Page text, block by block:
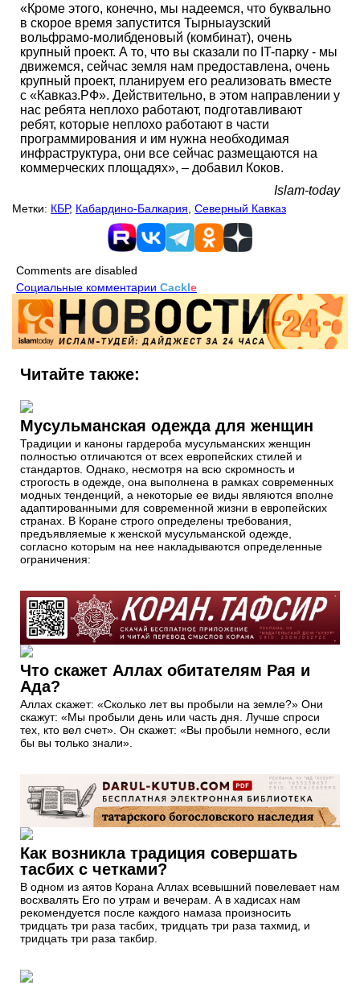
«Кроме этого, конечно, мы надеемся, что буквально
в скорое время запустится Тырныаузский
вольфрамо-молибденовый (комбинат), очень
крупный проект. А то, что вы сказали по IT-парку - мы
движемся, сейчас земля нам предоставлена, очень
крупный проект, планируем его реализовать вместе
с «Кавказ.РФ». Действительно, в этом направлении у
нас ребята неплохо работают, подготавливают
ребят, которые неплохо работают в части
программирования и им нужна необходимая
инфраструктура, они все сейчас размещаются на
коммерческих площадях», – добавил Коков.
Islam-today
Метки: КБР, Кабардино-Балкария Северный Кавказ
Comments are disabled
Социальные комментарии Cackle
Читайте также:
Мусульманская одежда для женщин
Традиции и каноны гардероба мусульманских женщин
полностью отличаются от всех европейских стилей и
стандартов. Однако, несмотря на всю скромность и
строгость в одежде, она выполнена в рамках современных
модных тенденций, а некоторые ее виды являются вполне
адаптированными для современной жизни в европейских
странах. В Коране строго определены требования,
предъявляемые к женской мусульманской одежде,
согласно которым на нее накладываются определенные
ограничения:
Что скажет Аллах обитателям Рая и
Ада?
Аллах скажет: «Сколько лет вы пробыли на земле?» Они
скажут: «Мы пробыли день или часть дня. Лучше спроси
тех, кто вел счет». Он скажет: «Вы пробыли немного, если
бы вы только знали».
Как возникла традиция совершать
тасбих с четками?
В одном из аятов Корана Аллах всевышний повелевает нам
восхвалять Его по утрам и вечерам. А в хадисах нам
рекомендуется после каждого намаза произносить
тридцать три раза тасбих, тридцать три раза тахмид, и
тридцать три раза такбир.